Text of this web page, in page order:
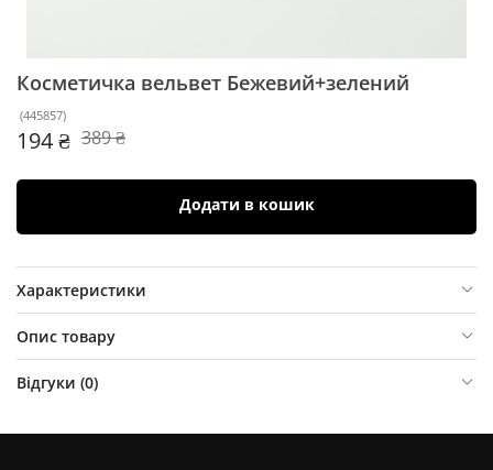
Коcметичка вельвет Бежевий+зелений
(445857)
194 ₴ 389 ₴
Додати в кошик
Характеристики
Опис товару
Відгуки (0)